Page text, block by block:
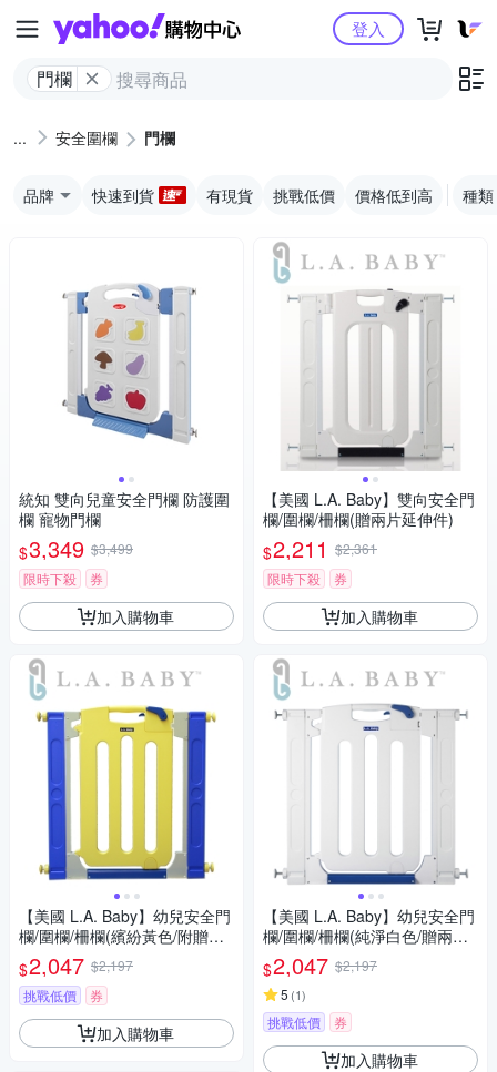
Yahoo購物中心
門欄
登入
安全圍欄 門欄
品牌 快速到貨 有現貨 挑戰低價 價格低到高 種類
統知 雙向兒童安全門欄 防護圍
欄 寵物門欄
$3,349 $3,499
限時下殺
券
加入購物車
【美國 L.A. Baby】幼兒安全門
欄/圍欄/柵欄(繽紛黃色/附贈兩
片延伸件)
$2,047 $2,197
挑戰低價
券
加入購物車
【美國 L.A. Baby】雙向安全門
欄/圍欄/柵欄(贈兩片延伸件)
$2,211 $2,361
限時下殺
券
加入購物車
【美國 L.A. Baby】幼兒安全門
欄/圍欄/柵欄(純淨白色/贈兩片
延伸件)
$2,047 $2,197
5 (1)
挑戰低價 券
加入購物車